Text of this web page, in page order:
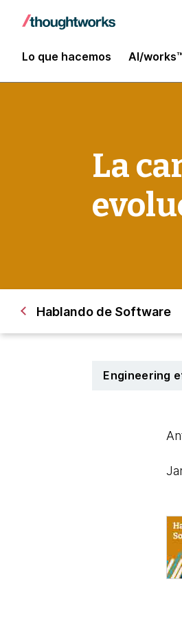
Lo que hacemos AI/works™
La
Hablando de Software
Engineering